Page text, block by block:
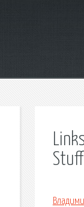
Stuff